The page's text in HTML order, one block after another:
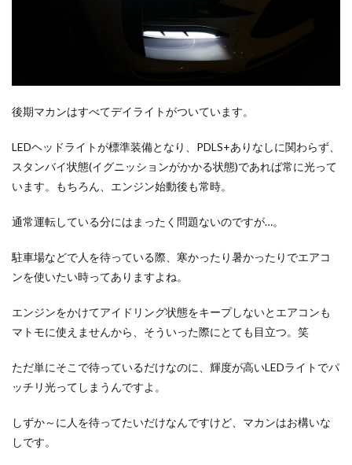
後期マカンはすべてデイライトがついています。
LEDヘッドライトが標準装備となり、PDLS+ありなしに関わらず、
スタンバイ状態(イグニッションがかかる状態)であれば常に光って
います。もちろん、エンジン始動後も常時。
通常運転している分にはまったく問題ないのですが…。
駐車場などで人を待っている際、寒かったり暑かったりでエアコ
ンを使いたい時ってありますよね。
エンジンをかけてアイドリング状態をキープしないとエアコンも
マトモに使えませんから、そういった際にとても目立つ。笑
ただ単にそこで待っているだけなのに、輝度が高いLEDライトでパ
ッチリ光ってしまうんですよ。
しずか～に人を待ってたいだけなんですけど、マカンはお構いな
しです。